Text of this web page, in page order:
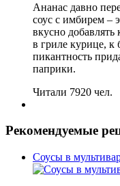
Ананас давно
соус с имбирем –
вкусно
в гриле курице,
пикантность
паприки.
Читали 7920 чел.
Рекомендуемые
Соусы в